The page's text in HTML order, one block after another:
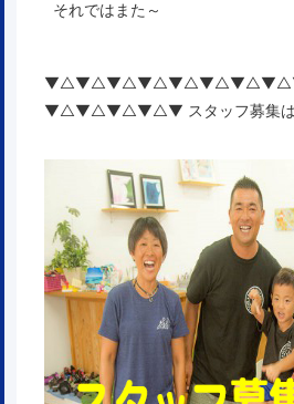
それではまた～
▼△▼△▼△▼△▼ スタッフ募集はじ